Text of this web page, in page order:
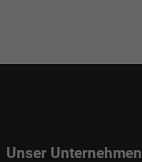
Unser Unternehmen